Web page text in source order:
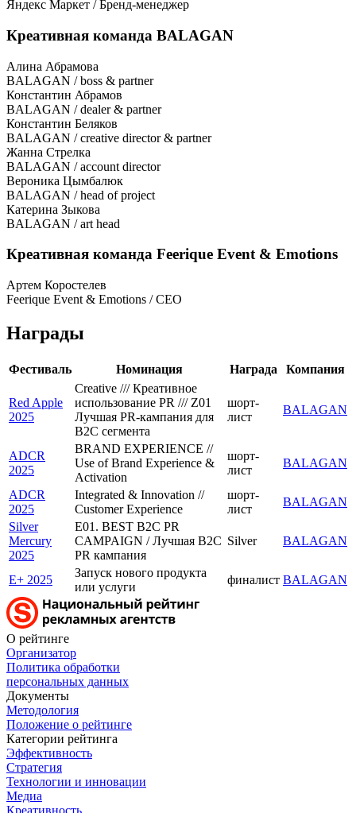
Яндекс Маркет / Бренд-менеджер
Креативная команда BALAGAN
Алина Абрамова
BALAGAN / boss & partner
Константин Абрамов
BALAGAN / dealer & partner
Константин Беляков
BALAGAN / creative director & partner
Жанна Стрелка
BALAGAN / account director
Вероника Цымбалюк
BALAGAN / head of project
Катерина Зыкова
BALAGAN / art head
Креативная команда Feerique Event & Emotions
Артем Коростелев
Feerique Event & Emotions / CEO
Награды
Фестиваль Номинация Награда Компания
Red Apple
2025
Creative /// Креативное
использование PR /// Z01
Лучшая PR-кампания для
B2C сегмента
шорт-
лист
BALAGAN
ADCR
2025
BRAND EXPERIENCE //
Use of Brand Experience &
Activation
шорт-
лист
BALAGAN
ADCR
2025
Integrated & Innovation //
Customer Experience
шорт-
лист
BALAGAN
Silver
Mercury
2025
E01. BEST B2C PR
CAMPAIGN / Лучшая B2C
PR кампания
Silver BALAGAN
E+ 2025
Запуск нового продукта
или услуги
финалист BALAGAN
О рейтинге
Организатор
Политика обработки
персональных данных
Документы
Методология
Положение о рейтинге
Категории рейтинга
Эффективность
Стратегия
Технологии и инновации
Медиа
Креативность